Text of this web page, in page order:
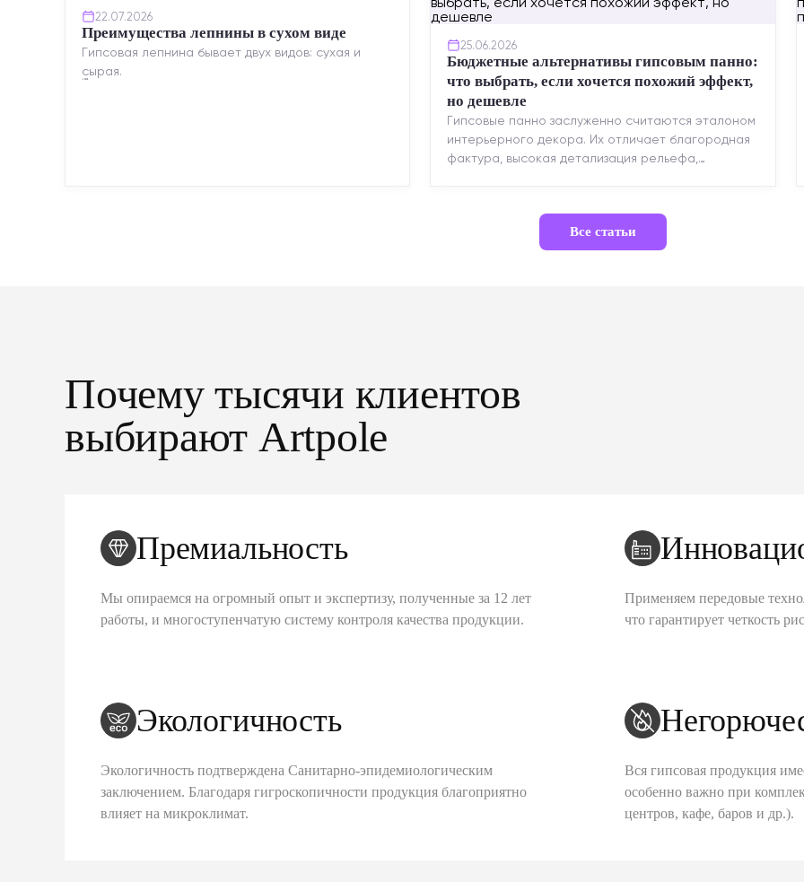
22.07.2026
Преимущества лепнины в сухом виде
Гипсовая лепнина бывает двух видов: сухая и
сырая.
25.06.2026
Бюджетные альтернативы гипсовым панно:
что выбрать, если хочется похожий эффект,
но дешевле
Гипсовые панно заслуженно считаются эталоном
интерьерного декора. Их отличает благородная
фактура, высокая детализация рельефа,
Все статьи
Почему тысячи клиентов
выбирают Artpole
Премиальность
Мы опираемся на огромный опыт и экспертизу, полученные за 12 лет
работы, и многоступенчатую систему контроля качества продукции.
Применяем передовые
что гарантирует четкость
Экологичность
Экологичность подтверждена Санитарно-эпидемиологическим
заключением. Благодаря гигроскопичности продукция благоприятно
влияет на микроклимат.
Вся гипсовая продукция
особенно важно при
центров, кафе, баров и др.).